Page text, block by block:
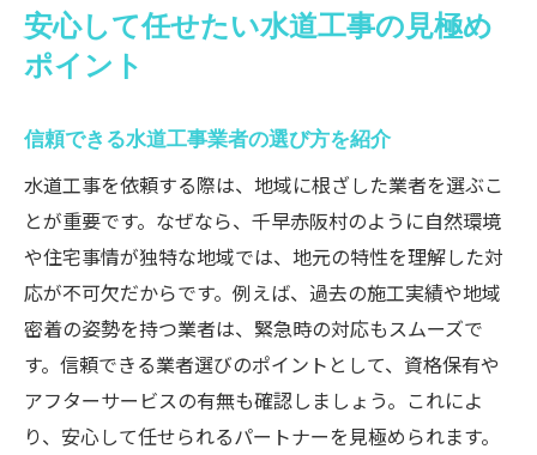
安心して任せたい水道工事の見極め
ポイント
信頼できる水道工事業者の選び方を紹介
水道工事を依頼する際は、地域に根ざした業者を選ぶこ
とが重要です。なぜなら、千早赤阪村のように自然環境
や住宅事情が独特な地域では、地元の特性を理解した対
応が不可欠だからです。例えば、過去の施工実績や地域
密着の姿勢を持つ業者は、緊急時の対応もスムーズで
す。信頼できる業者選びのポイントとして、資格保有や
アフターサービスの有無も確認しましょう。これによ
り、安心して任せられるパートナーを見極められます。